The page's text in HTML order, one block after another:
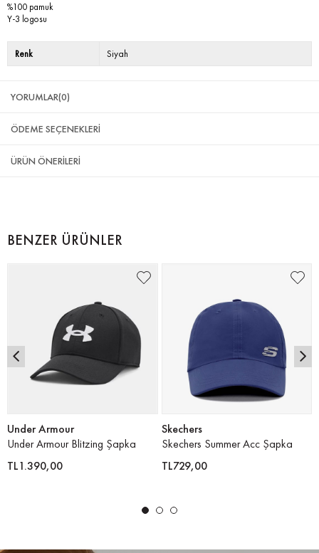
%100 pamuk
Y-3 logosu
Renk Siyah
YORUMLAR(0)
ÖDEME SEÇENEKLERI
ÜRÜN ÖNERILERI
BENZER ÜRÜNLER
Under Armour
Under Armour Blitzing Şapka
TL1.390,00
Skechers
Skechers Summer Acc Şapka
TL729,00